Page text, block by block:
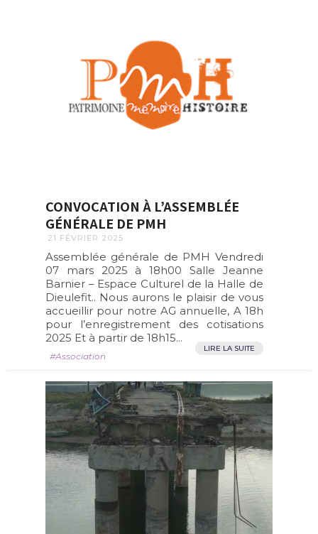
CONVOCATION À L’ASSEMBLÉE
GÉNÉRALE DE PMH
21 FÉVRIER 2025
Assemblée générale de PMH Vendredi
07 mars 2025 à 18h00 Salle Jeanne
Barnier – Espace Culturel de la Halle de
Dieulefit.. Nous aurons le plaisir de vous
accueillir pour notre AG annuelle, A 18h
pour l’enregistrement des cotisations
2025 Et à partir de 18h15...
LIRE LA SUITE
Association